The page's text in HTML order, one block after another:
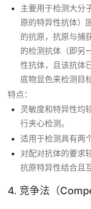
主要用于检测大分
原的特异性抗体）
的抗原，抗原与捕
的检测抗体（即另
性抗体，且该抗体
底物显色来检测目
特点：
灵敏度和特异性均
行夹心检测。
适用于检测具有两
对配对抗体的要求
抗原特异性结合且
4. 竞争法（